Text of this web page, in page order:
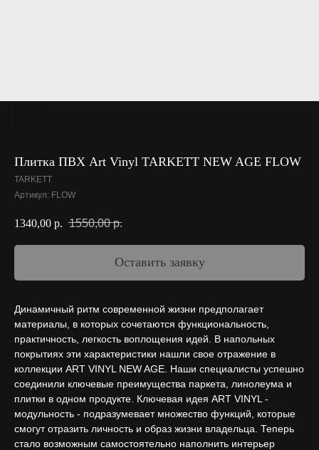
Плитка ПВХ Art Vinyl TARKETT NEW AGE FLOW
TARKETT
Артикул: FLOW
1340,00 р. 1550,00 р.
Оставить заявку
Динамичный ритм современной жизни предполагает
материалы, в которых сочетаются функциональность,
практичность, легкость воплощения идей. В напольных
покрытиях эти характеристики нашли свое отражение в
коллекции ART VINYL NEW AGE. Наши специалисты успешно
соединили ключевые преимущества паркета, линолеума и
плитки в одном продукте. Ключевая идея ART VINYL -
модульность - подразумевает множество функций, которые
смогут отразить личность и образ жизни владельца. Теперь
стало возможным самостоятельно наполнить интерьер